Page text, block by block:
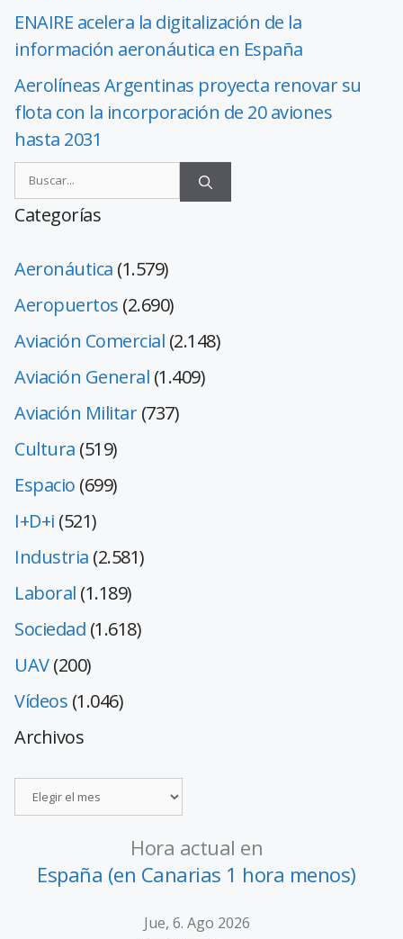
ENAIRE acelera la digitalización de la
información aeronáutica en España
Aerolíneas Argentinas proyecta renovar su
flota con la incorporación de 20 aviones
hasta 2031
Categorías
Aeronáutica (1.579)
Aeropuertos (2.690)
Aviación Comercial (2.148)
Aviación General (1.409)
Aviación Militar(737)
Cultura (519)
Espacio (699)
I+D+i (521)
Industria (2.581)
Laboral (1.189)
Sociedad (1.618)
UAV(200)
Vídeos (1.046)
Archivos
Hora actual en
España (en Canarias 1 hora menos)